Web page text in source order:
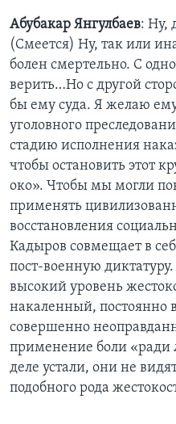
Абубакар Янгулбаев: Ну,
(Смеется) Ну, так или
болен смертельно. С
верить…Но с другой
бы ему суда. Я желаю
уголовного
стадию исполнения
чтобы остановить этот
око». Чтобы мы могли
применять
восстановления
Кадыров совмещает в
пост-военную
высокий уровень
накаленный, постоянно
совершенно
применение боли
деле устали, они не
подобного рода